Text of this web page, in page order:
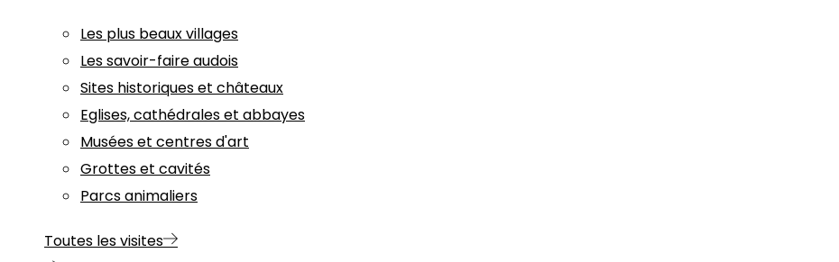
Les plus beaux villages
Les savoir-faire audois
Sites historiques et châteaux
Eglises, cathédrales et abbayes
Musées et centres d'art
Grottes et cavités
Parcs animaliers
Toutes les visites